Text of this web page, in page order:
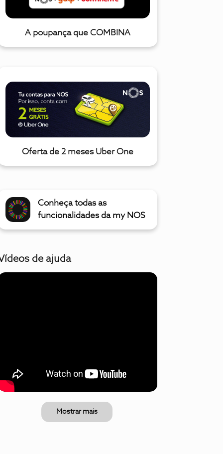
A poupança que COMBINA
Oferta de 2 meses Uber One
Conheça todas as
funcionalidades da my NOS
de ajuda
Mostrar mais